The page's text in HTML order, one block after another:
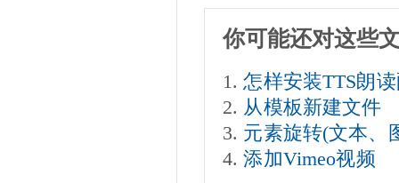
你可能还对这些
怎样安装TTS朗
从模板新建文件
元素旋转(文本、
添加Vimeo视频